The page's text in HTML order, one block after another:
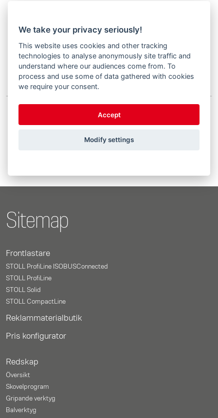
DE
Showing 1 to 3 of 3 entries
Sitemap
Frontlastare
STOLL ProfiLine ISOBUSConnected
STOLL ProfiLine
STOLL Solid
STOLL CompactLine
Reklammaterialbutik
Pris konfigurator
Redskap
Översikt
Skovelprogram
Gripande verktyg
Balverktyg
We take your privacy seriously!
This website uses cookies and other tracking
technologies to analyse anonymously site traffic and
understand where our audiences come from. To
process and use some of data gathered with cookies
we require your consent.
Accept
Modify settings